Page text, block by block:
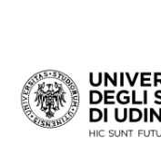
Passa al